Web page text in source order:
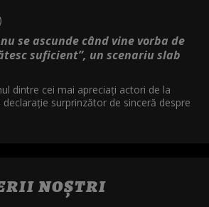
se ascunde când vine vorba de
suficient”, un scenariu slab
dintre cei mai apreciați actori de la
surprinzător de sinceră despre
NOȘTRI